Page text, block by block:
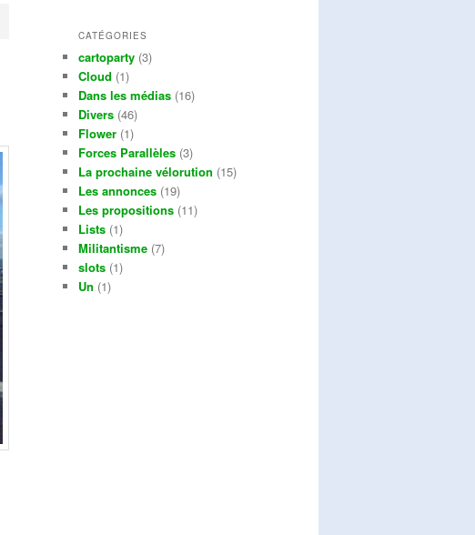
CATÉGORIES
cartoparty (3)
Cloud (1)
Dans les médias (16)
Divers (46)
Flower (1)
Forces Parallèles (3)
La prochaine vélorution (15)
Les annonces (19)
Les propositions (11)
Lists (1)
Militantisme (7)
slots (1)
Un (1)